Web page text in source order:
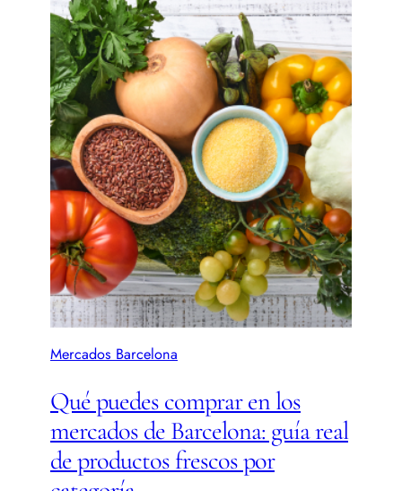
Mercados Barcelona
Qué puedes comprar en los
mercados de Barcelona: guía real
de productos frescos por